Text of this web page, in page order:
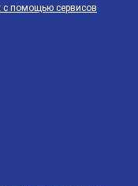
с помощью сервисов